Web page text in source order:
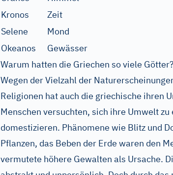
Kronos
Zeit
Selene
Mond
Okeanos
Gewässer
Warum hatten die Griechen so viele Götter?
Wegen der Vielzahl der
Religionen hat auch die griechische ihren
Menschen versuchten, sich ihre Umwelt zu
domestizieren. Phänomene wie Blitz und
Pflanzen, das Beben der Erde waren den
vermutete höhere Gewalten als Ursache.